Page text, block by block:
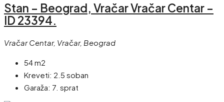
Stan – Beograd, Vračar Vračar Centar –
ID 23394.
Vračar Centar, Vračar, Beograd
54 m2
Kreveti: 2.5 soban
Garaža: 7. sprat